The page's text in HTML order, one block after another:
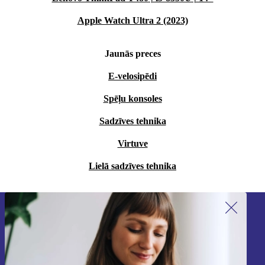
Apple Watch Ultra 2 (2023)
Jaunās preces
E-velosipēdi
Spēļu konsoles
Sadzīves tehnika
Virtuve
Lielā sadzīves tehnika
Piesakieties mūsu jaunumu
saņemšanai!
Nekad vairs nepalaidiet garām nevienu
piedāvājumu.